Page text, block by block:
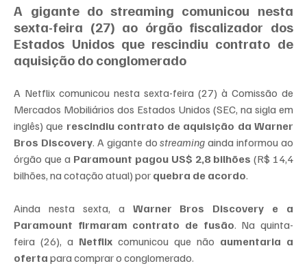
A gigante do streaming comunicou nesta
sexta-feira (27) ao órgão fiscalizador dos
Estados Unidos que rescindiu contrato de
aquisição do conglomerado
A Netflix comunicou nesta sexta-feira (27) à Comissão de
Mercados Mobiliários dos Estados Unidos (SEC, na sigla em
inglês) que rescindiu contrato de aquisição da Warner
Bros Discovery. A gigante do streaming ainda informou ao
órgão que a Paramount pagou US$ 2,8 bilhões (R$ 14,4
bilhões, na cotação atual) por quebra de acordo.
Ainda nesta sexta, a Warner Bros Discovery e a
Paramount firmaram contrato de fusão. Na quinta-
feira (26), a Netflix comunicou que não aumentaria a
oferta para comprar o conglomerado.